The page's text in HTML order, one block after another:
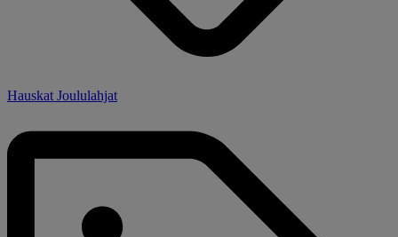
Hauskat Joululahjat